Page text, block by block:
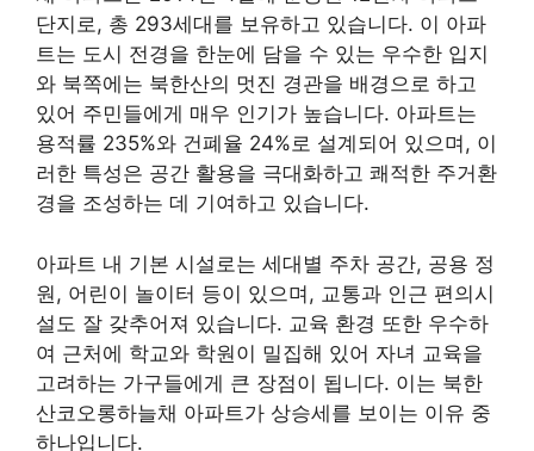
단지로, 총 293세대를 보유하고 있습니다. 이 아파
트는 도시 전경을 한눈에 담을 수 있는 우수한 입지
와 북쪽에는 북한산의 멋진 경관을 배경으로 하고
있어 주민들에게 매우 인기가 높습니다. 아파트는
용적률 235%와 건폐율 24%로 설계되어 있으며, 이
러한 특성은 공간 활용을 극대화하고 쾌적한 주거환
경을 조성하는 데 기여하고 있습니다.
아파트 내 기본 시설로는 세대별 주차 공간, 공용 정
원, 어린이 놀이터 등이 있으며, 교통과 인근 편의시
설도 잘 갖추어져 있습니다. 교육 환경 또한 우수하
여 근처에 학교와 학원이 밀집해 있어 자녀 교육을
고려하는 가구들에게 큰 장점이 됩니다. 이는 북한
산코오롱하늘채 아파트가 상승세를 보이는 이유 중
하나입니다.